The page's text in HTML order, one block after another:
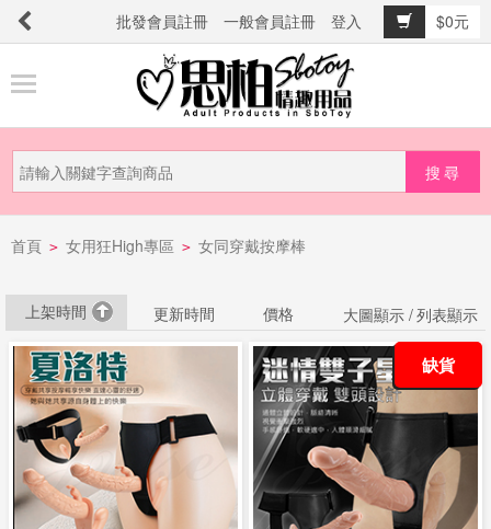
批發會員註冊 一般會員註冊 登入
$0元
品
新
品
市
提
防
詐
電
話
首頁 > 女用狂High專區 > 女同穿戴按摩棒
上架時間 更新時間 價格 大圖顯示 /列表顯示
缺貨